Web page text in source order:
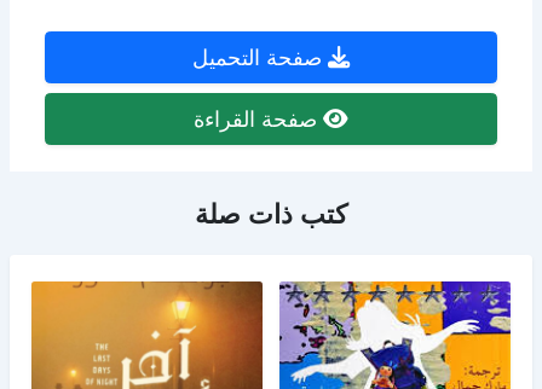
صفحة التحميل
صفحة القراءة
كتب ذات صلة